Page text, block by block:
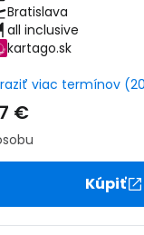
Bratislava
all inclusive
kartago.sk
viac termínov
€
Kúpiť